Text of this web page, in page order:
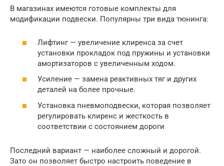
В магазинах имеются готовые комплекты для
модификации подвески. Популярны три вида тюнинга:
Лифтинг — увеличение клиренса за счет
установки прокладок под пружины и установки
амортизаторов с увеличенным ходом.
Усиление — замена реактивных тяг и других
деталей на более прочные.
Установка пневмоподвески, которая позволяет
регулировать клиренс и жесткость в
соответствии с состоянием дороги
Последний вариант — наиболее сложный и дорогой.
Зато он позволяет быстро настроить поведение в